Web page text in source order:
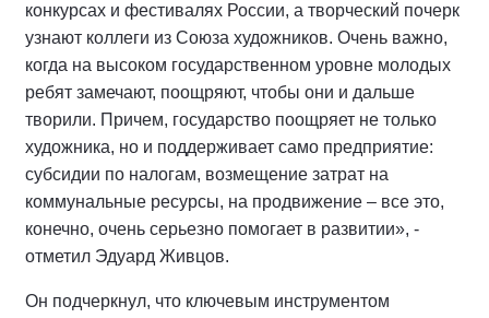
конкурсах и фестивалях России, а творческий почерк
узнают коллеги из Союза художников. Очень важно,
когда на высоком государственном уровне молодых
ребят замечают, поощряют, чтобы они и дальше
творили. Причем, государство поощряет не только
художника, но и поддерживает само предприятие:
субсидии по налогам, возмещение затрат на
коммунальные ресурсы, на продвижение – все это,
конечно, очень серьезно помогает в развитии», -
отметил Эдуард Живцов.
Он подчеркнул, что ключевым инструментом